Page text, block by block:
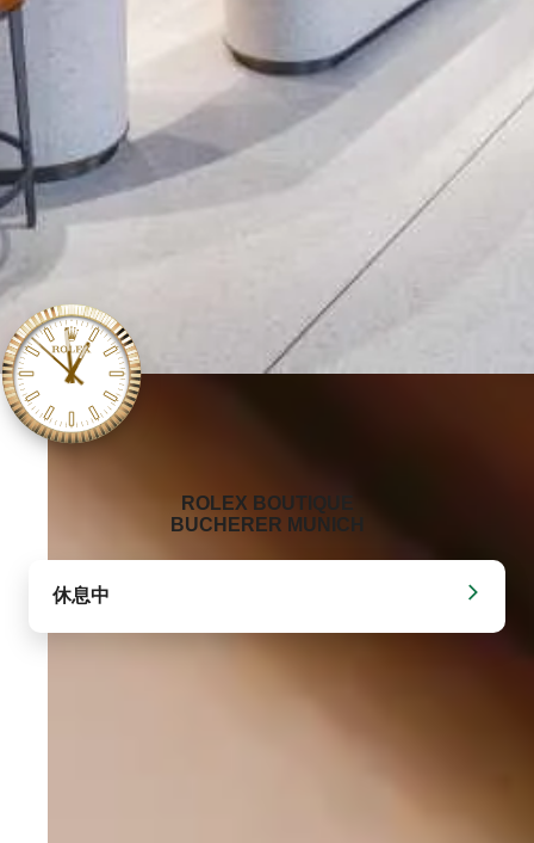
‭ROLEX BOUTIQUE
BUCHERER MUNICH‬
休息中